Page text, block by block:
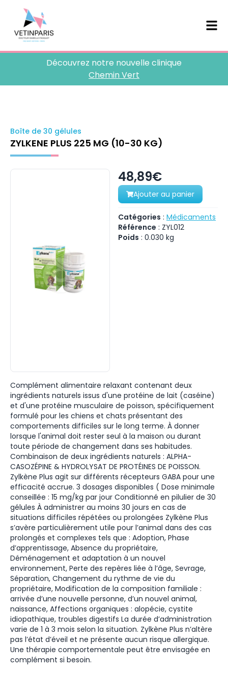
Découvrez notre nouvelle clinique
Chemin Vert
Boîte de 30 gélules
ZYLKENE PLUS 225 MG (10-30 KG)
48,89€
Ajouter au panier
Catégories : Médicaments
Référence : ZYL012
Poids : 0.030 kg
Complément alimentaire relaxant contenant deux
ingrédients naturels issus d'une protéine de lait (caséine)
et d'une protéine musculaire de poisson, spécifiquement
formulé pour les chiens et chats présentant des
comportements difficiles sur le long terme. À donner
lorsque l'animal doit rester seul à la maison ou durant
toute période de changement dans ses habitudes.
Combinaison de deux ingrédients naturels : ALPHA-
CASOZÉPINE & HYDROLYSAT DE PROTÉINES DE POISSON.
Zylkène Plus agit sur différents récepteurs GABA pour une
efficacité accrue. 3 dosages disponibles ( Dose minimale
conseillée : 15 mg/kg par jour Conditionné en pilulier de 30
gélules À administrer au moins 30 jours en cas de
situations difficiles répétées ou prolongées Zylkène Plus
s’avère particulièrement utile pour l’animal dans des cas
prolongés et complexes tels que : Adoption, Phase
d’apprentissage, Absence du propriétaire,
Déménagement et adaptation à un nouvel
environnement, Perte des repères liée à l’âge, Sevrage,
Séparation, Changement du rythme de vie du
propriétaire, Modification de la composition familiale :
arrivée d’une nouvelle personne, d’un nouvel animal,
naissance, Affections organiques : alopécie, cystite
idiopathique, troubles digestifs La durée d’administration
varie de 1 à 3 mois selon la situation. Zylkène Plus n’altère
pas l’état d’éveil et ne présente aucun risque allergique.
Une thérapie comportementale peut être envisagée en
complément si besoin.